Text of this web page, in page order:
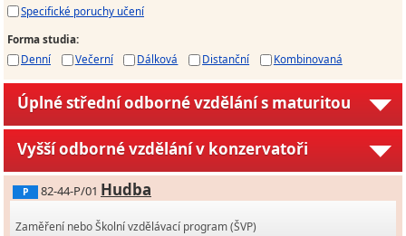
Specifické poruchy učení
Forma studia:
Denní
Večerní Dálková Distanční Kombinovaná
Úplné střední odborné vzdělání s maturitou
Vyšší odborné vzdělání v konzervatoři
P 82-44-P/01 Hudba
Zaměření nebo Školní vzdělávací program (ŠVP)